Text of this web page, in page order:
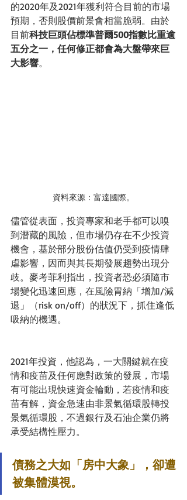
的2020年及2021年獲利符合目前的市場
預期，否則股價前景會相當脆弱。由於
目前科技巨頭佔標準普爾500指數比重逾
五分之一，任何修正都會為大盤帶來巨
大影響。
資料來源：富達國際。
儘管從表面，投資專家和老手都可以嗅
到潛藏的風險，但市場仍存在不少投資
機會，基於部分股份估值仍受到疫情肆
虐影響，因而與其長期發展趨勢出現分
歧。麥考菲利指出，投資者恐必須隨市
場變化迅速回應，在風險胃納「增加/減
退」（risk on/off）的狀況下，抓住逢低
吸納的機遇。
2021年投資，他認為，一大關鍵就在疫
情和疫苗及任何應對政策的發展，市場
有可能出現快速資金輪動，若疫情和疫
苗有解，資金急速由非景氣循環股轉投
景氣循環股，不過銀行及石油企業仍將
承受結構性壓力。
債務之大如「房中大象」，卻遭
被集體漠視。